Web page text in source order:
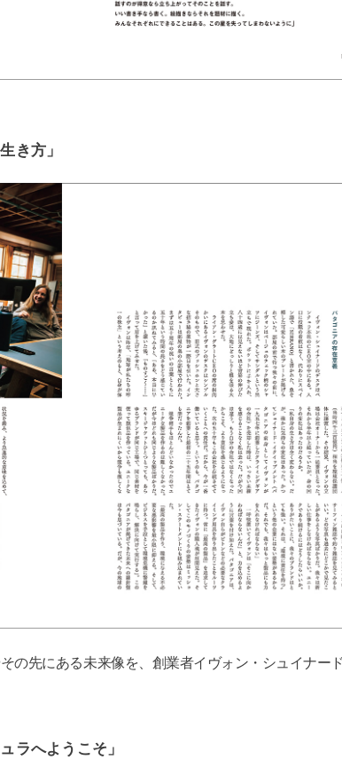
き方」
の先にある未来像を、創業者イヴォン・シュイナー
ラへようこそ」